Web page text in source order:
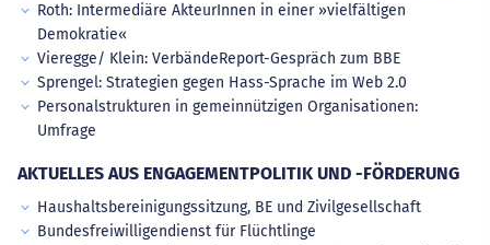
Roth: Intermediäre AkteurInnen in einer »vielfältigen
Demokratie«
Vieregge/ Klein: VerbändeReport-Gespräch zum BBE
Sprengel: Strategien gegen Hass-Sprache im Web 2.0
Personalstrukturen in gemeinnützigen Organisationen:
Umfrage
AKTUELLES AUS ENGAGEMENTPOLITIK UND -FÖRDERUNG
Haushaltsbereinigungssitzung, BE und Zivilgesellschaft
Bundesfreiwilligendienst für Flüchtlinge